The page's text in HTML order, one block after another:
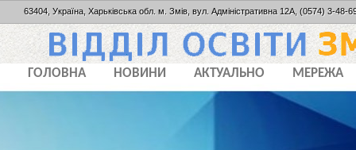
63404, Україна, Харьківська обл. м. Змів, вул. Адміністративна 12А, (0574) 3-48-
ГОЛОВНА НОВИНИ АКТУАЛЬНО МЕРЕЖА